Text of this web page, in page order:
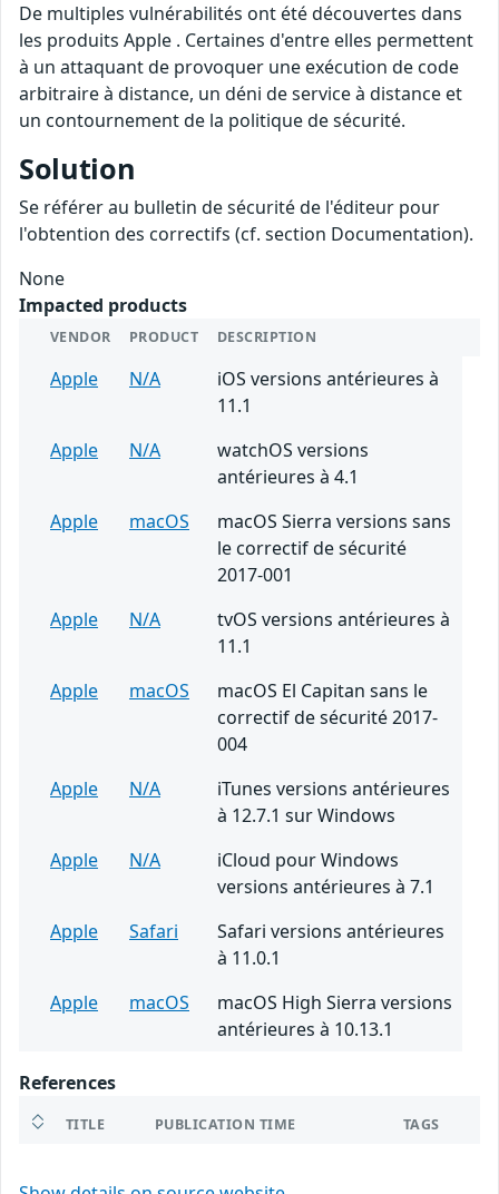
De multiples vulnérabilités ont été découvertes dans
les produits Apple . Certaines d'entre elles permettent
à un attaquant de provoquer une exécution de code
arbitraire à distance, un déni de service à distance et
un contournement de la politique de sécurité.
Solution
Se référer au bulletin de sécurité de l'éditeur pour
l'obtention des correctifs (cf. section Documentation).
None
Impacted products
VENDOR PRODUCT DESCRIPTION
Apple N/A
iOS versions antérieures à
11.1
Apple
N/A
watchOS versions
antérieures à 4.1
Apple
macOS
macOS Sierra versions sans
le correctif de sécurité
2017-001
Apple
N/A
tvOS versions antérieures à
11.1
Apple
macOS
macOS El Capitan sans le
correctif de sécurité 2017-
004
Apple
N/A
iTunes versions antérieures
à 12.7.1 sur Windows
Apple
N/A
iCloud pour Windows
versions antérieures à 7.1
Apple
Safari
Safari versions antérieures
à 11.0.1
Apple
macOS
macOS High Sierra versions
antérieures à 10.13.1
References
TITLE PUBLICATION TIME TAGS